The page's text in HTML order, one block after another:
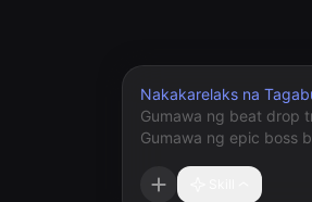
Nakakarelaks na